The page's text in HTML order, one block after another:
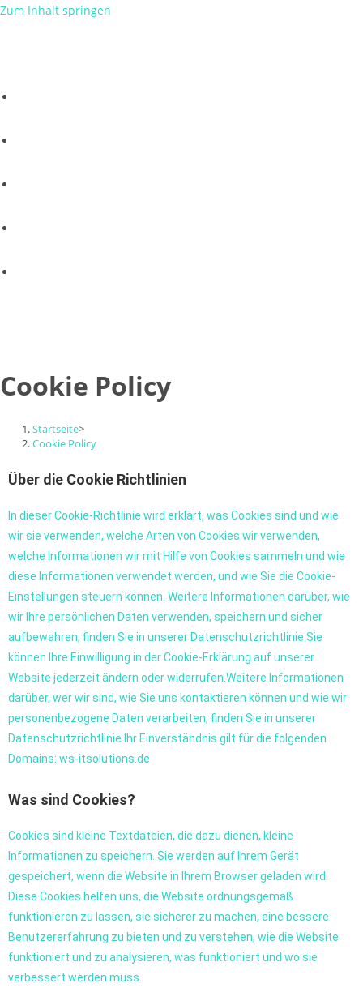
Zum Inhalt springen
Cookie Policy
Startseite>
Cookie Policy
Über die Cookie Richtlinien
In dieser Cookie-Richtlinie wird erklärt, was Cookies sind und wie
wir sie verwenden, welche Arten von Cookies wir verwenden,
welche Informationen wir mit Hilfe von Cookies sammeln und wie
diese Informationen verwendet werden, und wie Sie die Cookie-
Einstellungen steuern können. Weitere Informationen darüber, wie
wir Ihre persönlichen Daten verwenden, speichern und sicher
aufbewahren, finden Sie in unserer Datenschutzrichtlinie.Sie
können Ihre Einwilligung in der Cookie-Erklärung auf unserer
Website jederzeit ändern oder widerrufen.Weitere Informationen
darüber, wer wir sind, wie Sie uns kontaktieren können und wie wir
personenbezogene Daten verarbeiten, finden Sie in unserer
Datenschutzrichtlinie.Ihr Einverständnis gilt für die folgenden
Domains: ws-itsolutions.de
Was sind Cookies?
Cookies sind kleine Textdateien, die dazu dienen, kleine
Informationen zu speichern. Sie werden auf Ihrem Gerät
gespeichert, wenn die Website in Ihrem Browser geladen wird.
Diese Cookies helfen uns, die Website ordnungsgemäß
funktionieren zu lassen, sie sicherer zu machen, eine bessere
Benutzererfahrung zu bieten und zu verstehen, wie die Website
funktioniert und zu analysieren, was funktioniert und wo sie
verbessert werden muss.